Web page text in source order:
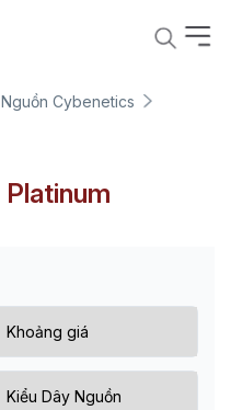
Nguồn Cybenetics
Platinum